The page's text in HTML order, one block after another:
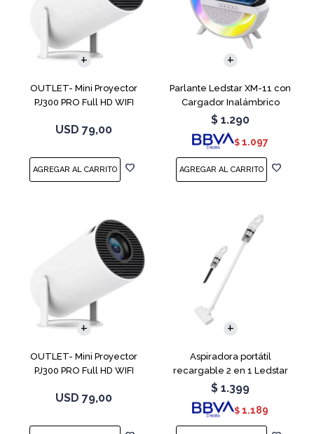
OUTLET- Mini Proyector
PJ300 PRO Full HD WIFI
USD 79,00
Parlante Ledstar XM-11 con
Cargador Inalámbrico
$ 1.290
$ 1.097
OUTLET- Mini Proyector
PJ300 PRO Full HD WIFI
USD 79,00
Aspiradora portátil
recargable 2 en 1 Ledstar
SR-133
$ 1.399
$ 1.189